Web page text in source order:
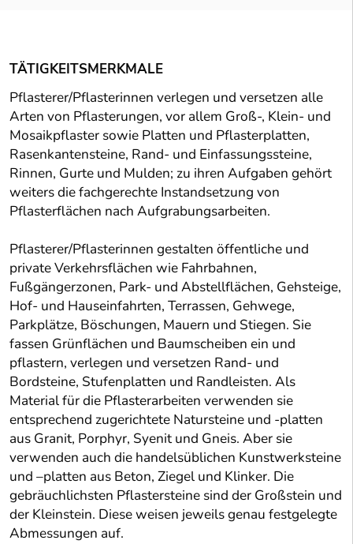
TÄTIGKEITSMERKMALE
Pflasterer/Pflasterinnen verlegen und versetzen alle
Arten von Pflasterungen, vor allem Groß-, Klein- und
Mosaikpflaster sowie Platten und Pflasterplatten,
Rasenkantensteine, Rand- und Einfassungssteine,
Rinnen, Gurte und Mulden; zu ihren Aufgaben gehört
weiters die fachgerechte Instandsetzung von
Pflasterflächen nach Aufgrabungsarbeiten.
Pflasterer/Pflasterinnen gestalten öffentliche und
private Verkehrsflächen wie Fahrbahnen,
Fußgängerzonen, Park- und Abstellflächen, Gehsteige,
Hof- und Hauseinfahrten, Terrassen, Gehwege,
Parkplätze, Böschungen, Mauern und Stiegen. Sie
fassen Grünflächen und Baumscheiben ein und
pflastern, verlegen und versetzen Rand- und
Bordsteine, Stufenplatten und Randleisten. Als
Material für die Pflasterarbeiten verwenden sie
entsprechend zugerichtete Natursteine und -platten
aus Granit, Porphyr, Syenit und Gneis. Aber sie
verwenden auch die handelsüblichen Kunstwerksteine
und –platten aus Beton, Ziegel und Klinker. Die
gebräuchlichsten Pflastersteine sind der Großstein und
der Kleinstein. Diese weisen jeweils genau festgelegte
Abmessungen auf.